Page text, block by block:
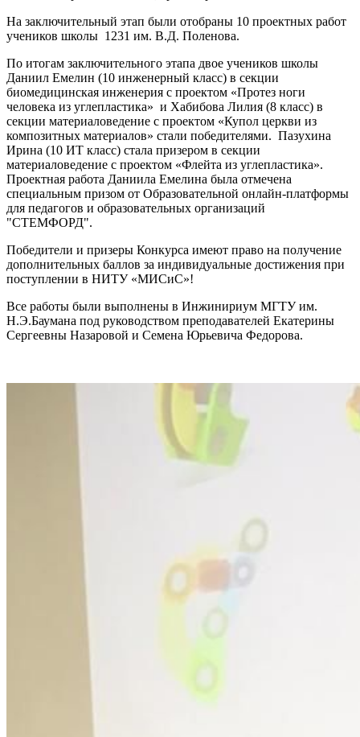
На заключительный этап были отобраны 10 проектных работ
учеников школы 1231 им. В.Д. Поленова.
По итогам заключительного этапа двое учеников школы
Даниил Емелин (10 инженерный класс) в секции
биомедицинская инженерия с проектом «Протез ноги
человека из углепластика» и Хабибова Лилия (8 класс) в
секции материаловедение с проектом «Купол церкви из
композитных материалов» стали победителями. Пазухина
Ирина (10 ИТ класс) стала призером в секции
материаловедение с проектом «Флейта из углепластика».
Проектная работа Даниила Емелина была отмечена
специальным призом от Образовательной онлайн-платформы
для педагогов и образовательных организаций
"СТЕМФОРД".
Победители и призеры Конкурса имеют право на получение
дополнительных баллов за индивидуальные достижения при
поступлении в НИТУ «МИСиС»!
Все работы были выполнены в Инжинириум МГТУ им.
Н.Э.Баумана под руководством преподавателей Екатерины
Сергеевны Назаровой и Семена Юрьевича Федорова.